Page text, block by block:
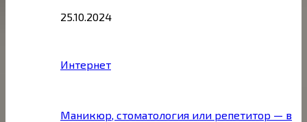
25.10.2024
Интернет
Маникюр, стоматология или репетитор — в